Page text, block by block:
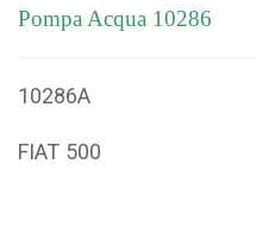
Pompa Acqua 10286
10286A
FIAT 500